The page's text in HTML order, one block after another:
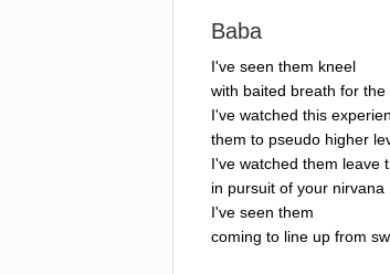
Baba
I've seen them kneel
with baited breath for the
I've watched this
them to pseudo higher
I've watched them leave
in pursuit of your nirvana
I've seen them
coming to line up from